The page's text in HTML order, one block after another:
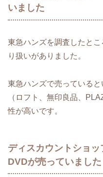
いました
東急ハンズを調査したと
り扱いがありました。
東急ハンズで売っている
（ロフト、無印良品、
性が高いです。
ディスカウントショ
DVDが売っていました